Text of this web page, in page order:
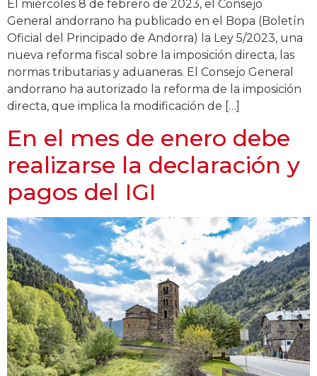
El miércoles 8 de febrero de 2023, el Consejo
General andorrano ha publicado en el Bopa (Boletín
Oficial del Principado de Andorra) la Ley 5/2023, una
nueva reforma fiscal sobre la imposición directa, las
normas tributarias y aduaneras. El Consejo General
andorrano ha autorizado la reforma de la imposición
directa, que implica la modificación de […]
En el mes de enero debe
realizarse la declaración y
pagos del IGI